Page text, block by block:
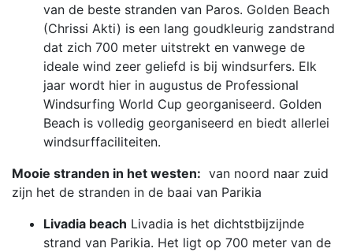
van de beste stranden van Paros. Golden Beach
(Chrissi Akti) is een lang goudkleurig zandstrand
dat zich 700 meter uitstrekt en vanwege de
ideale wind zeer geliefd is bij windsurfers. Elk
jaar wordt hier in augustus de Professional
Windsurfing World Cup georganiseerd. Golden
Beach is volledig georganiseerd en biedt allerlei
windsurffaciliteiten.
Mooie stranden in het westen: van noord naar zuid
zijn het de stranden in de baai van Parikia
Livadia beach Livadia is het dichtstbijzijnde
strand van Parikia. Het ligt op 700 meter van de